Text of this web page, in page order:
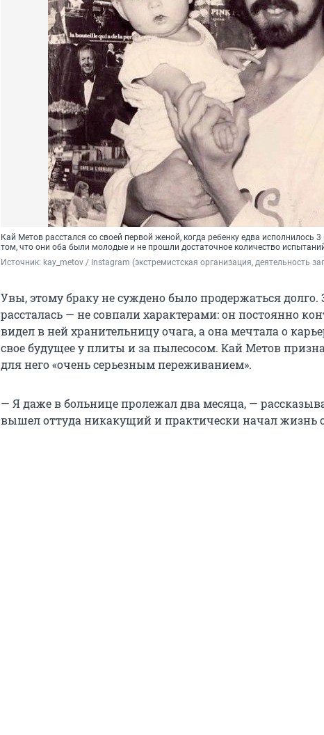
Кай Метов расстался со своей первой женой, когда ребенку едва исполнилось
том, что они оба были молодые и не прошли достаточное количество
Источник: kay_metov / Instagram (экстремистская организация, деятельность
Увы, этому браку не суждено было продержаться долго.
рассталась — не совпали характерами: он постоянно
видел в ней хранительницу очага, а она мечтала о
свое будущее у плиты и за пылесосом. Кай Метов
для него «очень серьезным переживанием».
— Я даже в больнице пролежал два месяца, —
вышел оттуда никакущий и практически начал жизнь